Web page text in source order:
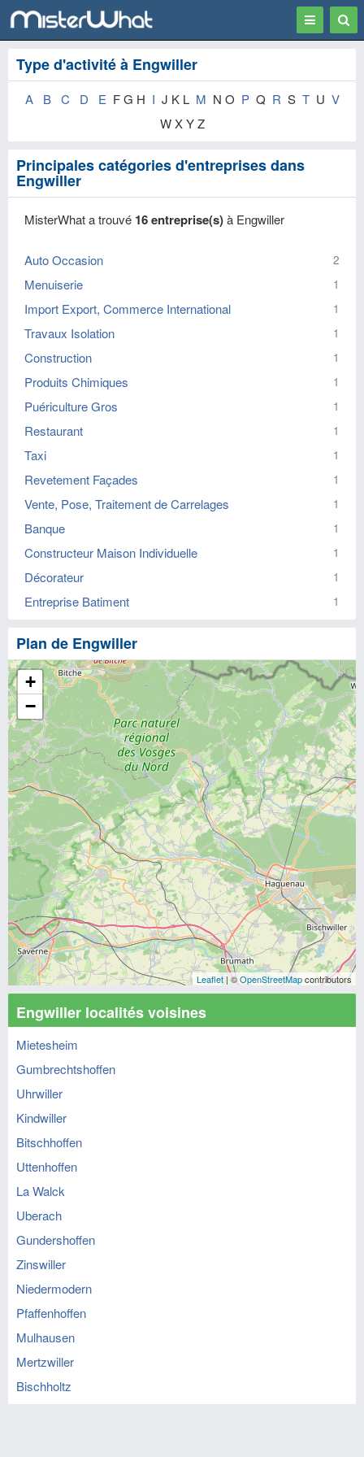
Toggle
Type d'activité à Engwiller
A B C D E F G H I J K L M N O P Q R S T U V
W X Y Z
Principales catégories d'entreprises dans
Engwiller
MisterWhat a trouvé 16 entreprise(s)à Engwiller
Auto Occasion 2
Menuiserie 1
Import Export, Commerce International 1
Travaux Isolation 1
Construction 1
Produits Chimiques 1
Puériculture Gros 1
Restaurant 1
Taxi 1
Revetement Façades 1
Vente, Pose, Traitement de Carrelages 1
Banque 1
Constructeur Maison Individuelle 1
Décorateur 1
Entreprise Batiment 1
Plan de Engwiller
+
−
Leaflet | ©OpenStreetMapcontributors
Engwiller localités voisines
Mietesheim
Gumbrechtshoffen
Uhrwiller
Kindwiller
Bitschhoffen
Uttenhoffen
La Walck
Uberach
Gundershoffen
Zinswiller
Niedermodern
Pfaffenhoffen
Mulhausen
Mertzwiller
Bischholtz